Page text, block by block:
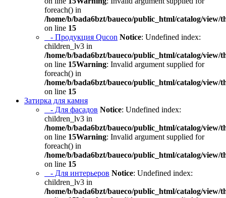
foreach() in
/home/b/bada6bzt/baueco/public_html/catalog/view/
on line 15
- Продукция Qucon Notice: Undefined index:
children_lv3 in
/home/b/bada6bzt/baueco/public_html/catalog/view/
on line 15Warning: Invalid argument supplied for
foreach() in
/home/b/bada6bzt/baueco/public_html/catalog/view/
on line 15
Затирка для камня
- Для фасадов Notice: Undefined index:
children_lv3 in
/home/b/bada6bzt/baueco/public_html/catalog/view/
on line 15Warning: Invalid argument supplied for
foreach() in
/home/b/bada6bzt/baueco/public_html/catalog/view/
on line 15
- Для интерьеров Notice: Undefined index:
children_lv3 in
/home/b/bada6bzt/baueco/public_html/catalog/view/